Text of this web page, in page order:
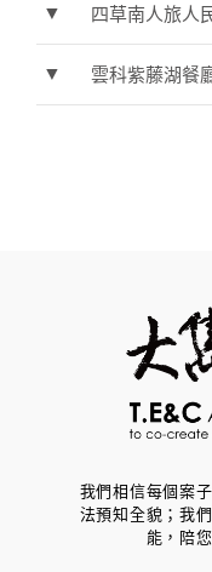
▼ 四草南人旅人
▼ 雲科紫藤湖餐
我們相信每個案
法預知全貌；我
能，​陪